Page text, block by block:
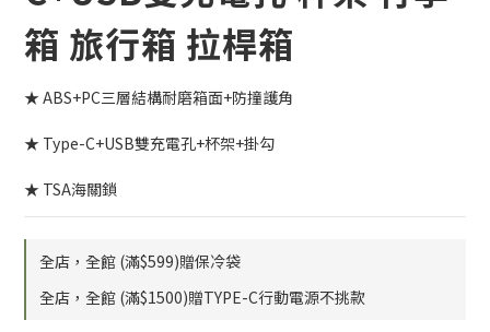
箱 旅行箱 拉桿箱
★ ABS+PC三層結構耐磨箱面+防撞護角
★ Type-C+USB雙充電孔+杯架+掛勾
★ TSA海關鎖
全店，全館 (滿$599)贈保冷袋
全店，全館 (滿$1500)贈TYPE-C行動電源不挑款